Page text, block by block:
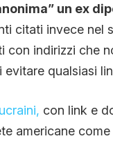
un ex
citati invece nel
con indirizzi che
evitare qualsiasi
con link e
americane